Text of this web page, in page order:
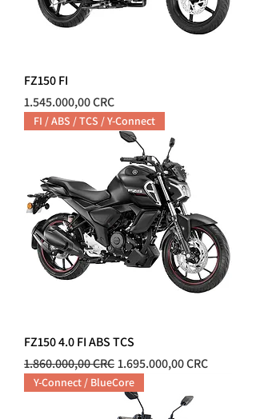
FZ150 FI
Precio
1.545.000,00 CRC
FI / ABS / TCS / Y-Connect
FZ150 4.0 FI ABS TCS
Precio
1.860.000,00 CRC Precio de oferta
1.695.000,00 CRC
Y-Connect / BlueCore